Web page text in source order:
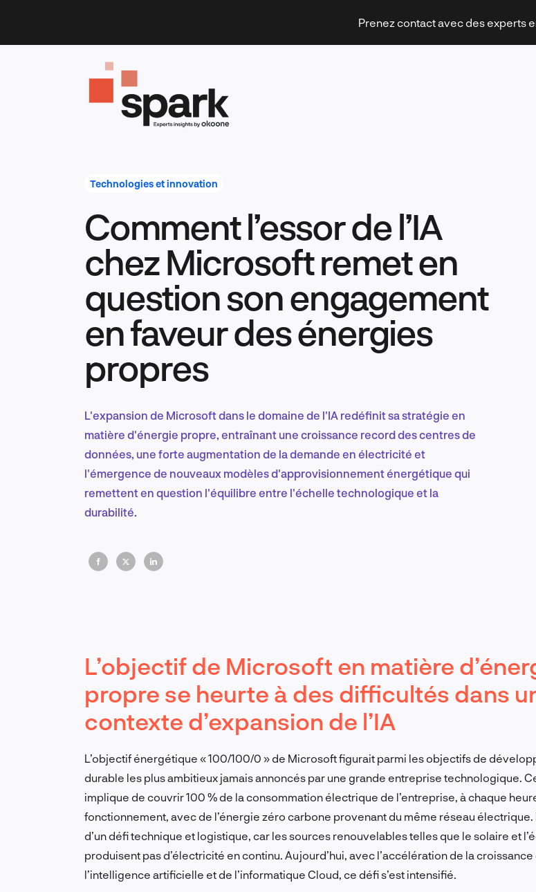
content
Prenez contact avec des experts
Technologies et
Leadership et
Recherche et conception
Tendances sectorielles
Technologies et innovation
Comment l’essor de l’IA
chez Microsoft remet en
question son engagement
en faveur des énergies
propres
L'expansion de Microsoft dans le domaine de l'IA redéfinit sa stratégie en
matière d'énergie propre, entraînant une croissance record des centres de
données, une forte augmentation de la demande en électricité et
l'émergence de nouveaux modèles d'approvisionnement énergétique qui
remettent en question l'équilibre entre l'échelle technologique et la
durabilité.
L’objectif de Microsoft en matière
propre se heurte à des difficultés dans
contexte d’expansion de l’IA
L’objectif énergétique « 100/100/0 » de Microsoft figurait parmi les objectifs de
durable les plus ambitieux jamais annoncés par une grande entreprise technologique.
implique de couvrir 100 % de la consommation électrique de l’entreprise, à chaque
fonctionnement, avec de l’énergie zéro carbone provenant du même réseau électrique.
d’un défi technique et logistique, car les sources renouvelables telles que le solaire et
produisent pas d’électricité en continu. Aujourd’hui, avec l’accélération de la croissance
l’intelligence artificielle et de l’informatique Cloud, ce défi s’est intensifié.